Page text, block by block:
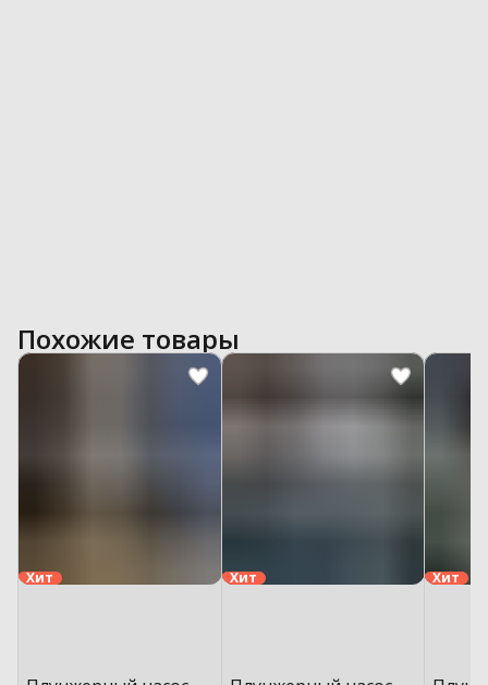
Похожие товары
Хит Хит Хит